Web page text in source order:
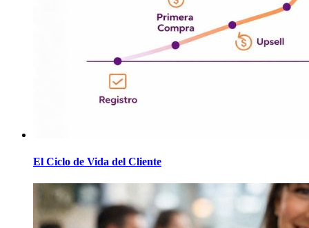
El Ciclo de Vida del Cliente